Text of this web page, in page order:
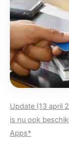
Update (13 april
is nu ook
Apps*